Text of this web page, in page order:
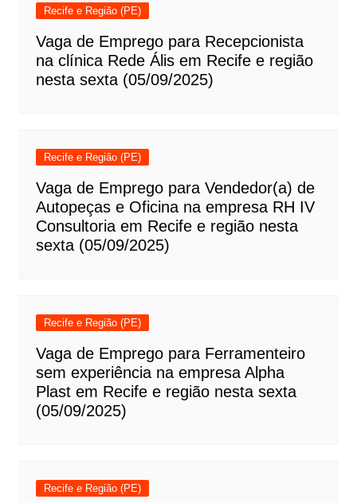
Recife e Região (PE)
Vaga de Emprego para Recepcionista
na clínica Rede Ális em Recife e região
nesta sexta (05/09/2025)
Recife e Região (PE)
Vaga de Emprego para Vendedor(a) de
Autopeças e Oficina na empresa RH IV
Consultoria em Recife e região nesta
sexta (05/09/2025)
Recife e Região (PE)
Vaga de Emprego para Ferramenteiro
sem experiência na empresa Alpha
Plast em Recife e região nesta sexta
(05/09/2025)
Recife e Região (PE)